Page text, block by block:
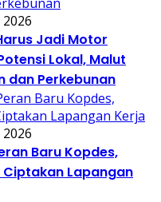
Jadi Motor
Lokal, Malut
dan Perkebunan
Baru Kopdes,
Ciptakan Lapangan